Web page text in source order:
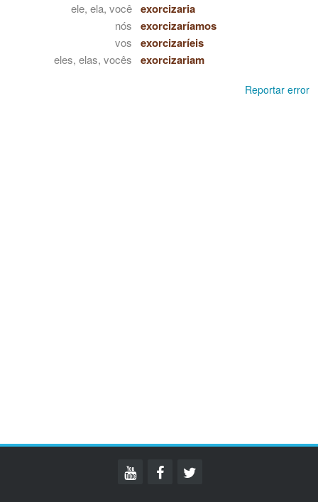
ele, ela, você exorcizaria
nós exorcizaríamos
vos exorcizaríeis
eles, elas, vocês exorcizariam
Reportar error